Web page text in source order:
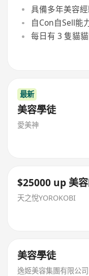
具備多年美容
自Con自Sell能
每日有 3 隻貓
最新
美容學徒
愛美神
$25000 up 美
天之悅YOROKOBI
美容學徒
逸姬美容集團有限公司